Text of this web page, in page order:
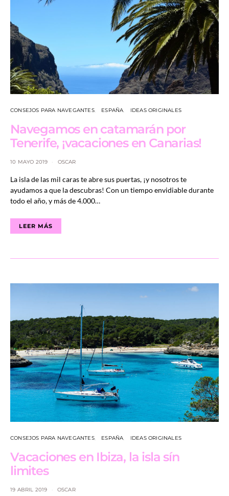
CONSEJOS PARA NAVEGANTES ESPAÑA IDEAS ORIGINALES
Navegamos en catamarán por
Tenerife, ¡vacaciones en Canarias!
10 MAYO 2019 OSCAR
La isla de las mil caras te abre sus puertas, ¡y nosotros te
ayudamos a que la descubras! Con un tiempo envidiable durante
todo el año, y más de 4.000…
LEER MÁS
CONSEJOS PARA NAVEGANTES ESPAÑA IDEAS ORIGINALES
Vacaciones en Ibiza, la isla sín
limites
19 ABRIL 2019 OSCAR